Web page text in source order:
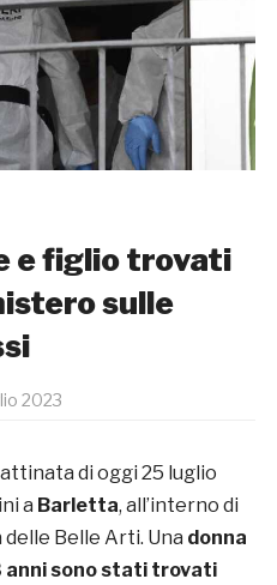
e figlio trovati
sulle
2023
di oggi 25 luglio
a Barletta, all’interno di
Belle Arti. Una donna
anni sono stati trovati